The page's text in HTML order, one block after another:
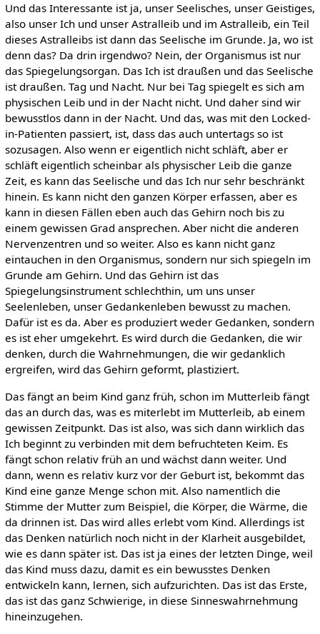
Und das Interessante ist ja, unser Seelisches, unser Geistiges,
also unser Ich und unser Astralleib und im Astralleib, ein Teil
dieses Astralleibs ist dann das Seelische im Grunde. Ja, wo ist
denn das? Da drin irgendwo? Nein, der Organismus ist nur
das Spiegelungsorgan. Das Ich ist draußen und das Seelische
ist draußen. Tag und Nacht. Nur bei Tag spiegelt es sich am
physischen Leib und in der Nacht nicht. Und daher sind wir
bewusstlos dann in der Nacht. Und das, was mit den Locked-
in-Patienten passiert, ist, dass das auch untertags so ist
sozusagen. Also wenn er eigentlich nicht schläft, aber er
schläft eigentlich scheinbar als physischer Leib die ganze
Zeit, es kann das Seelische und das Ich nur sehr beschränkt
hinein. Es kann nicht den ganzen Körper erfassen, aber es
kann in diesen Fällen eben auch das Gehirn noch bis zu
einem gewissen Grad ansprechen. Aber nicht die anderen
Nervenzentren und so weiter. Also es kann nicht ganz
eintauchen in den Organismus, sondern nur sich spiegeln im
Grunde am Gehirn. Und das Gehirn ist das
Spiegelungsinstrument schlechthin, um uns unser
Seelenleben, unser Gedankenleben bewusst zu machen.
Dafür ist es da. Aber es produziert weder Gedanken, sondern
es ist eher umgekehrt. Es wird durch die Gedanken, die wir
denken, durch die Wahrnehmungen, die wir gedanklich
ergreifen, wird das Gehirn geformt, plastiziert.
Das fängt an beim Kind ganz früh, schon im Mutterleib fängt
das an durch das, was es miterlebt im Mutterleib, ab einem
gewissen Zeitpunkt. Das ist also, was sich dann wirklich das
Ich beginnt zu verbinden mit dem befruchteten Keim. Es
fängt schon relativ früh an und wächst dann weiter. Und
dann, wenn es relativ kurz vor der Geburt ist, bekommt das
Kind eine ganze Menge schon mit. Also namentlich die
Stimme der Mutter zum Beispiel, die Körper, die Wärme, die
da drinnen ist. Das wird alles erlebt vom Kind. Allerdings ist
das Denken natürlich noch nicht in der Klarheit ausgebildet,
wie es dann später ist. Das ist ja eines der letzten Dinge, weil
das Kind muss dazu, damit es ein bewusstes Denken
entwickeln kann, lernen, sich aufzurichten. Das ist das Erste,
das ist das ganz Schwierige, in diese Sinneswahrnehmung
hineinzugehen.